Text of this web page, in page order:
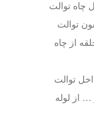
چاه توالت
توالت
از چاه
توالت
از لوله